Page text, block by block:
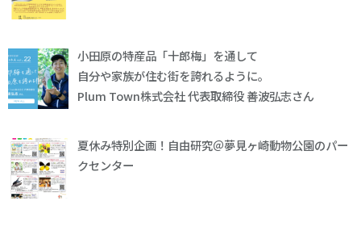
小田原の特産品「十郎梅」を通して
自分や家族が住む街を誇れるように。
Plum Town株式会社 代表取締役 善波弘志さん
夏休み特別企画！自由研究＠夢見ヶ崎動物公園のパー
クセンター